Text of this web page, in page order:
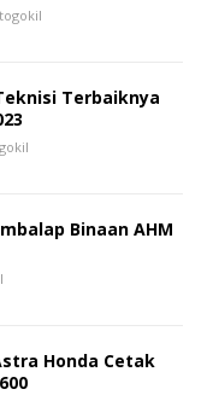
Terbaiknya
Binaan AHM
Honda Cetak